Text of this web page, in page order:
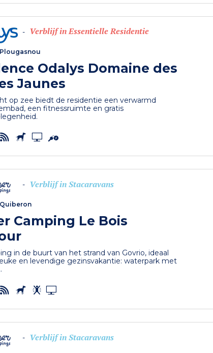
- Verblijf in Essentielle Residentie
Plougasnou
Odalys Domaine des
Jaunes
op zee biedt de residentie een verwarmd
een fitnessruimte en gratis
- Verblijf in Stacaravans
Quiberon
Camping Le Bois
in de buurt van het strand van Govrio, ideaal
en levendige gezinsvakantie: waterpark met
- Verblijf in Stacaravans